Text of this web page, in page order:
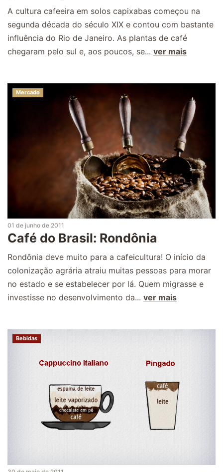
A cultura cafeeira em solos capixabas começou na
segunda década do século XIX e contou com bastante
influência do Rio de Janeiro. As plantas de café
chegaram pelo sul e, aos poucos, se... ver mais
Mercado
01 de junho de 2011
Café do Brasil: Rondônia
Rondônia deve muito para a cafeicultura! O início da
colonização agrária atraiu muitas pessoas para morar
no estado e se estabelecer por lá. Quem migrasse e
investisse no desenvolvimento da... ver mais
Bebidas